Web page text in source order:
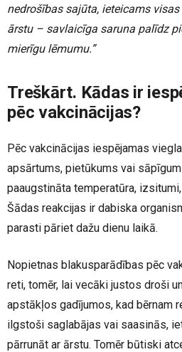
nedrošības sajūta, ieteicams
ārstu – savlaicīga saruna palīdz
mierīgu lēmumu.”
Treškārt. Kādas ir
pēc vakcinācijas?
Pēc vakcinācijas iespējamas
apsārtums, pietūkums vai
paaugstināta temperatūra,
Šādas reakcijas ir dabiska
parasti pāriet dažu dienu laikā.
Nopietnas blakusparādības pēc
reti, tomēr, lai vecāki justos droši
apstākļos gadījumos, kad bērnam
ilgstoši saglabājas vai saasinās,
pārrunāt ar ārstu. Tomēr būtiski